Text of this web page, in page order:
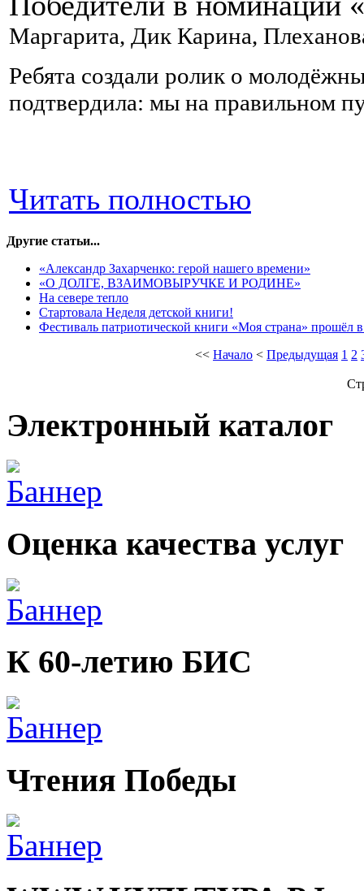
Маргарита, Дик Карина,
Ребята создали ролик о
подтвердила: мы на правильном
Читать полностью
Другие статьи...
«Александр Захарченко: герой нашего времени»
«О ДОЛГЕ, ВЗАИМОВЫРУЧКЕ И РОДИНЕ»
На севере тепло
Стартовала Неделя детской книги!
Фестиваль патриотической книги «Моя страна» прошёл
<< Начало < Предыдущая 1 2
Электронный каталог
Оценка качества услуг
К 60-летию БИС
Чтения Победы